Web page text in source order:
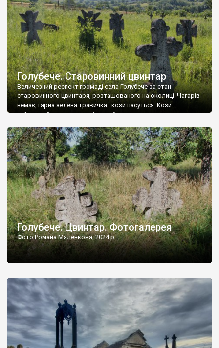
Голубече. Старовинний цвинтар
Величезний респект громаді села Голубече за стан
старовинного цвинтаря, розташованого на околиці. Чагарів
немає, гарна зелена травичка і кози пасуться. Кози –
найкращий регулятор шкідливої, для старих кладовищ,
бруньками, кози ті бруньки обгризають, бо то улюблений
делікатес. На цвинтарі у Голубечому ціла колекція
різноманітних форм хрестів. Село відносно невелике, […]
Голубече. Цвинтар. Фотогалерея
Фото Романа Маленкова, 2024 р.